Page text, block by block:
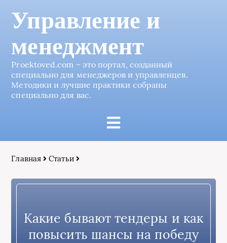
Управление и
менеджмент
Proektoved.com – это портал, созданный
специально для менеджеров и управленцев.
Методики и лучшие практики собраны
специально для вас.
Главная Статьи
Какие бывают тендеры и как
повысить шансы на победу